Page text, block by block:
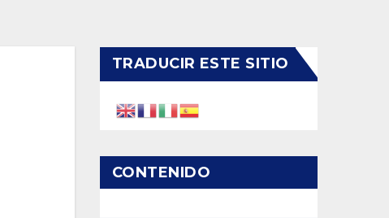
TRADUCIR ESTE SITIO
CONTENIDO